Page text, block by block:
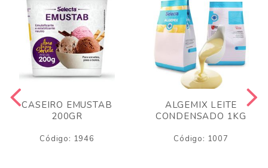
CASEIRO EMUSTAB
200GR
Código: 1946
ALGEMIX LEITE
CONDENSADO 1KG
Código: 1007